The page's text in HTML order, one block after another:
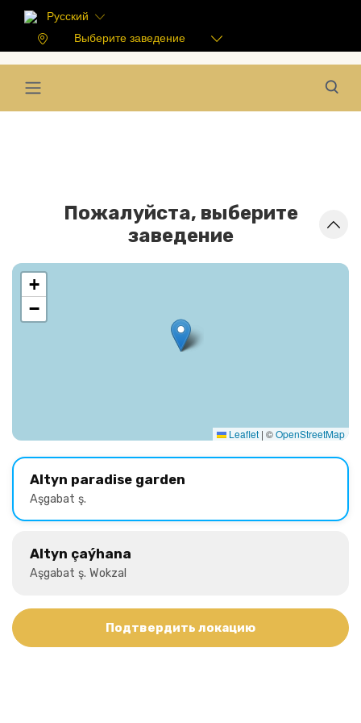
Русский
Выберите заведение
Пожалуйста, выберите
заведение
+
−
Leaflet | ©OpenStreetMap
Altyn paradise garden
Aşgabat ş.
Altyn çaýhana
Aşgabat ş. Wokzal
Подтвердить локацию